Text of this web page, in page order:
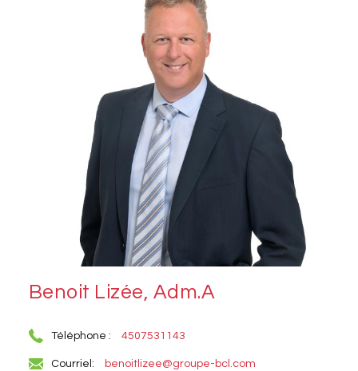
Benoit Lizée, Adm.A
Téléphone : 4507531143
Courriel: benoitlizee@groupe-bcl.com